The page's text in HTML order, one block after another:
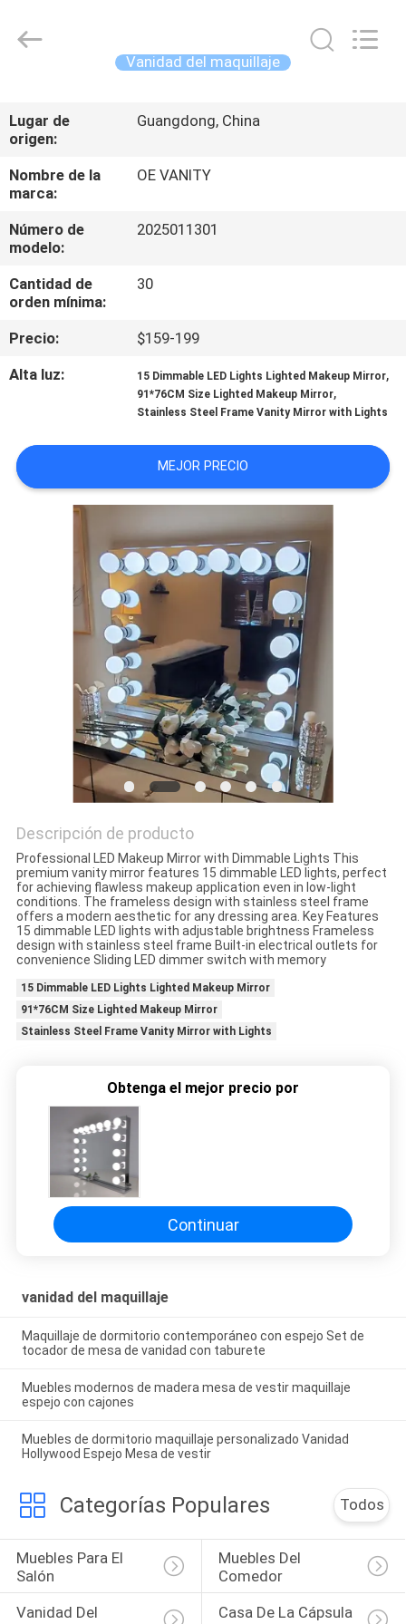
PRODUCTOS
VR
SHOW
NOSOTROS
VISITA
A
CONTACTO
NOTICIAS
TODOS
CASOS
SOLICITAR
UNA
COTIZACIÓN
SITEMAP
POLÍTICAS
DE
Furniture
Vanidad del maquillaje
Lugar de
origen:
Guangdong, China
Nombre de la
marca:
OE VANITY
Número de
modelo:
2025011301
Cantidad de
orden mínima:
30
Precio:
$159-199
Alta luz:
15 Dimmable LED Lights Lighted Makeup Mirror,
91*76CM Size Lighted Makeup Mirror,
Stainless Steel Frame Vanity Mirror with Lights
MEJOR PRECIO
Descripción de producto
Professional LED Makeup Mirror with Dimmable Lights This
premium vanity mirror features 15 dimmable LED lights, perfect
for achieving flawless makeup application even in low-light
conditions. The frameless design with stainless steel frame
offers a modern aesthetic for any dressing area. Key Features
15 dimmable LED lights with adjustable brightness Frameless
design with stainless steel frame Built-in electrical outlets for
convenience Sliding LED dimmer switch with memory
15 Dimmable LED Lights Lighted Makeup Mirror
91*76CM Size Lighted Makeup Mirror
Stainless Steel Frame Vanity Mirror with Lights
Obtenga el mejor precio por
Continuar
vanidad del maquillaje
Maquillaje de dormitorio contemporáneo con espejo Set de
tocador de mesa de vanidad con taburete
Muebles modernos de madera mesa de vestir maquillaje
espejo con cajones
Muebles de dormitorio maquillaje personalizado Vanidad
Hollywood Espejo Mesa de vestir
Categorías Populares Todos
Muebles Para El
Salón
Muebles Del
Comedor
Vanidad Del
Casa De La Cápsula